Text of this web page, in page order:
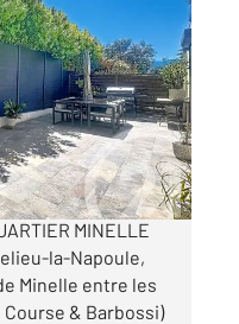
| RARE &
MINELLE
la-Napoule,
Minelle entre les
& Barbossi)